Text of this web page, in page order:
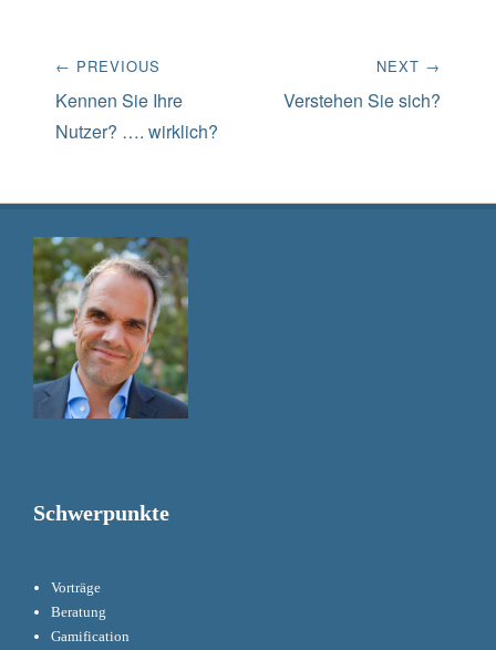
Beitrags-
Navigation
← PREVIOUS
Previous
post:
Kennen Sie Ihre
Nutzer? …. wirklich?
NEXT →
Next
Verstehen Sie sich?
Schwerpunkte
Vorträge
Beratung
Gamification